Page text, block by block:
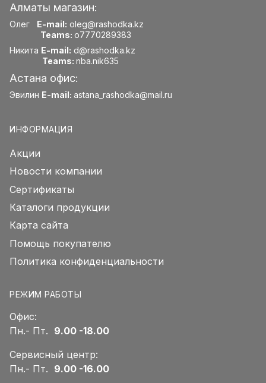
Алматы магазин:
Олег E-mail: oleg@rashodka.kz
Teams: o7770289383
Никита E-mail: d@rashodka.kz
Teams: nba.nik635
Астана офис:
Эвилин E-mail: astana_rashodka@mail.ru
ИНФОРМАЦИЯ
Акции
Новости компании
Сертификаты
Каталоги продукции
Карта сайта
Помощь покупателю
Политика конфиденциальности
РЕЖИМ РАБОТЫ
Офис:
Пн.- Пт. 9.00 -18.00
Сервисный центр:
Пн.- Пт. 9.00 -16.00